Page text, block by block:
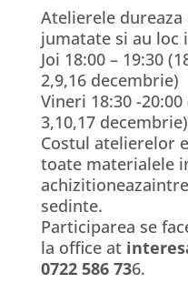
Atelierele dureaza
jumatate si au loc
Joi 18:00 – 19:30
2,9,16 decembrie)
Vineri 18:30 -
3,10,17 decembrie)
Costul atelierelor
toate materialele
sedinte.
Participarea se
la office at
0722 586 736.